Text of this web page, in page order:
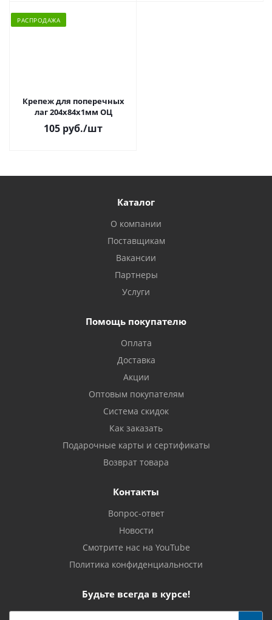
РАСПРОДАЖА
Крепеж для поперечных
лаг 204х84х1мм ОЦ
105 руб./шт
Каталог
О компании
Поставщикам
Вакансии
Партнеры
Услуги
Помощь покупателю
Оплата
Доставка
Акции
Оптовым покупателям
Система скидок
Как заказать
Подарочные карты и сертификаты
Возврат товара
Контакты
Вопрос-ответ
Новости
Смотрите нас на YouTube
Политика конфиденциальности
Будьте всегда в курсе!